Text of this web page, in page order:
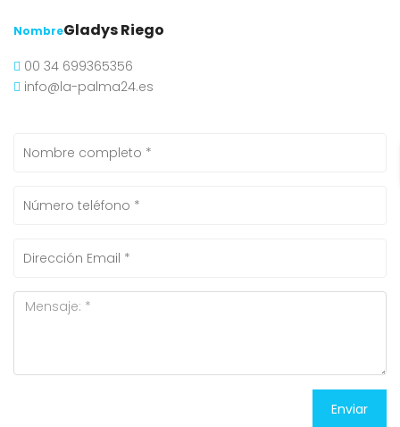
NombreGladys Riego
00 34 699365356
info@la-palma24.es
Enviar